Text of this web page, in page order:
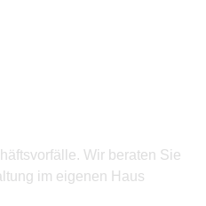
Wir beraten Sie
im eigenen Haus